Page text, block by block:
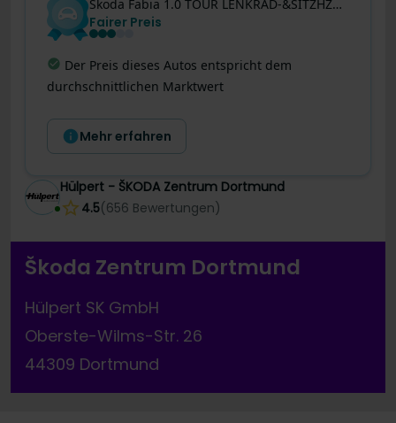
Skoda Fabia 1.0 TOUR LENKRAD-&SITZHZG AHK CAM LED LM16
Fairer Preis
Letzte Preisänderung: Dieses Angebot wurde
gerade noch besser! Der Preis wurde vor 4 Tagen
Mehr erfahren
Hülpert - ŠKODA Zentrum Dortmund
4.5(656 Bewertungen)
Škoda Zentrum Dortmund
Hülpert SK GmbH
Oberste-Wilms-Str. 26
44309 Dortmund